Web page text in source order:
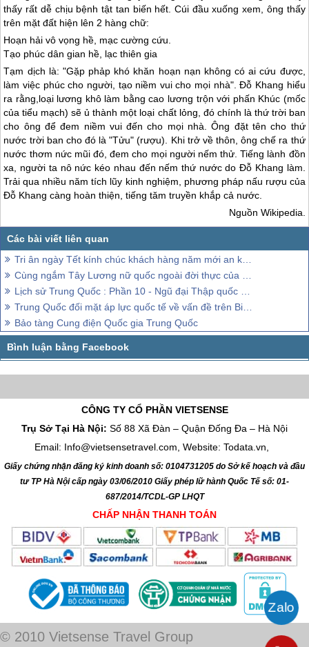
thấy rất dễ chịu bệnh tật tan biến hết. Cúi đầu xuống xem, ông thấy
trên mặt đất hiện lên 2 hàng chữ:
Hoạn hải vô vọng hề, mạc cường cứu.
Tạo phúc dân gian hề, lạc thiên gia
Tạm dịch là: "Gặp phảp khó khăn hoạn nạn không có ai cứu được,
làm việc phúc cho người, tạo niềm vui cho mọi nhà". Đỗ Khang hiểu
ra rằng,loại lương khô làm bằng cao lương trộn với phấn Khúc (mốc
của tiểu mạch) sẽ ủ thành một loại chất lỏng, đó chính là thứ trời ban
cho ông để đem niềm vui đến cho mọi nhà. Ông đặt tên cho thứ
nước trời ban cho đó là "Tửu" (rượu). Khi trở về thôn, ông chế ra thứ
nước thơm nức mũi đó, đem cho mọi người nếm thử. Tiếng lành đồn
xa, người ta nô nức kéo nhau đến nếm thứ nước do Đỗ Khang làm.
Trải qua nhiều năm tích lũy kinh nghiệm, phương pháp nấu rượu của
Đỗ Khang càng hoàn thiện, tiếng tăm truyền khắp cả nước.
Nguồn Wikipedia.
Tri ân ngày Tết kính chúc khách hàng năm mới an khang
Cùng ngắm Tây Lương nữ quốc ngoài đời thực của Trung Quốc
Lịch sử Trung Quốc : Phần 10 - Ngũ đại Thập quốc - Nhà Tống
Trung Quốc đối mặt áp lực quốc tế về vấn đề trên Biển Đông
Bảo tàng Cung điện Quốc gia Trung Quốc
CÔNG TY CỔ PHẦN VIETSENSE
Trụ Sở Tại Hà Nội: Số 88 Xã Đàn – Quận Đống Đa – Hà Nội
Email: Info@vietsensetravel.com, Website: Todata.vn,
Giấy chứng nhận đăng ký kinh doanh số: 0104731205 do Sở kế hoạch và đầu
tư TP Hà Nội cấp ngày 03/06/2010 Giấy phép lữ hành Quốc Tế số: 01-
687/2014/TCDL-GP LHQT
CHẤP NHẬN THANH TOÁN
© 2010 Vietsense Travel Group